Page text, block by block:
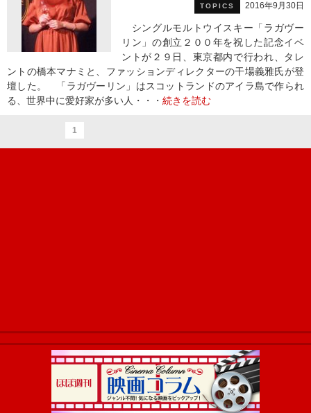
TOPICS 2016年9月30日
シングルモルトウイスキー「ラガヴー
リン」の創立２００年を祝した記念イベ
ントが２９日、東京都内で行われ、タレ
ントの橋本マナミと、ファッションディレクターの干場義雅氏が登
壇した。 「ラガヴーリン」はスコットランドのアイラ島で作られ
る、世界中に愛好家が多い人・・・ 続きを読む
1